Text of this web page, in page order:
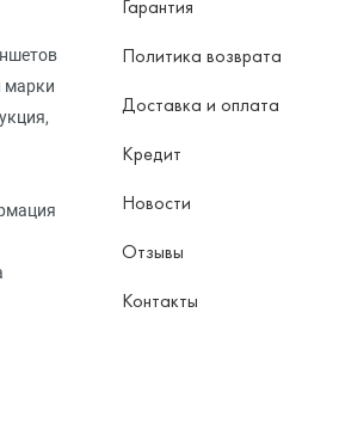
Pro Max
Pro
марки
Гарантия
Политика возврата
Доставка и оплата
Кредит
Новости
Отзывы
Контакты